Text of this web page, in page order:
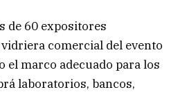
de 60 expositores
comercial del evento
el marco adecuado para los
laboratorios, bancos,